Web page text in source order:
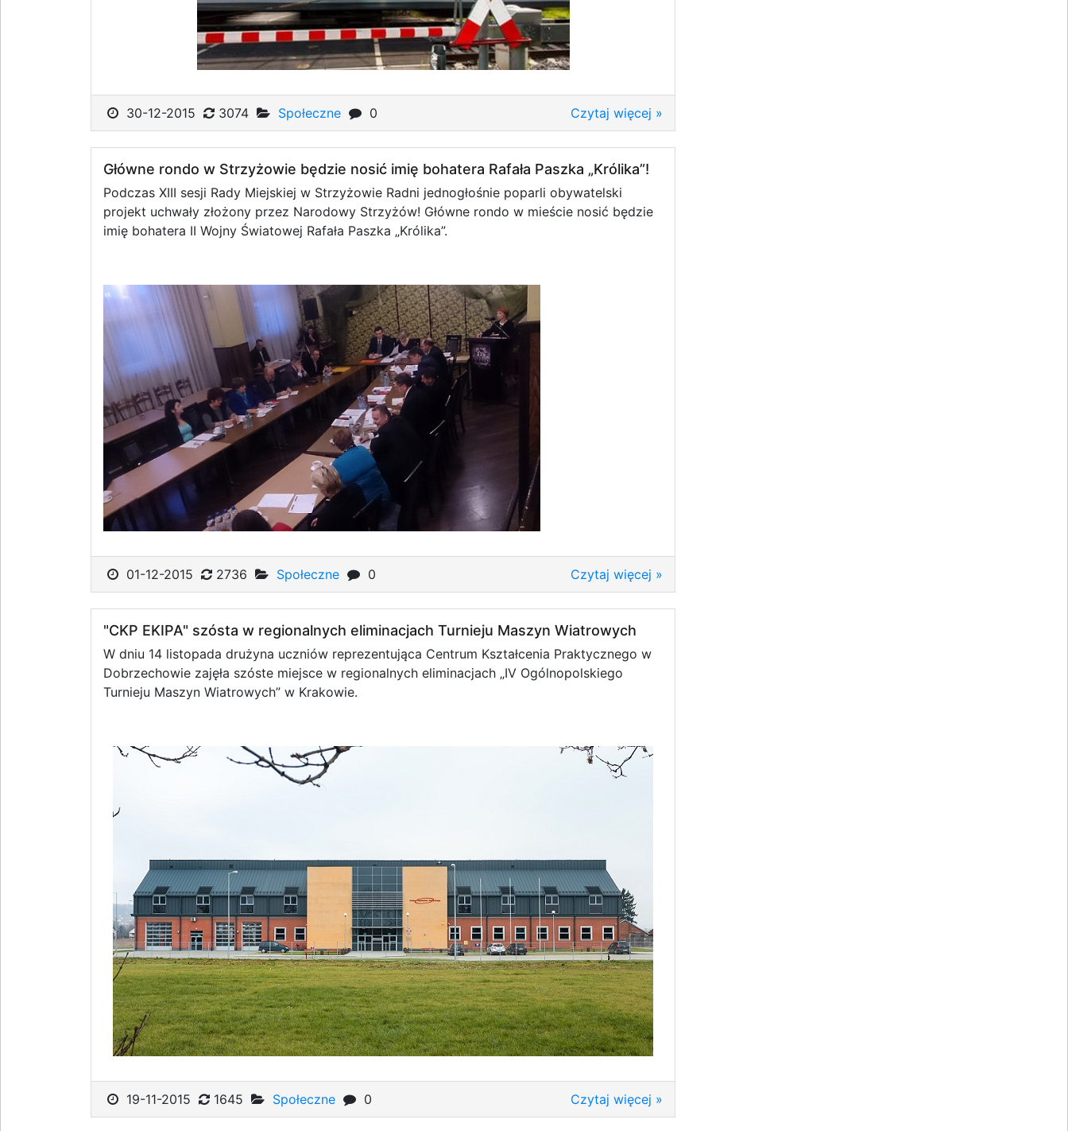
30-12-2015 3074 Społeczne 0 Czytaj więcej »
Główne rondo w Strzyżowie będzie nosić imię bohatera Rafała Paszka „Królika”!
Podczas XIII sesji Rady Miejskiej w Strzyżowie Radni jednogłośnie poparli obywatelski
projekt uchwały złożony przez Narodowy Strzyżów! Główne rondo w mieście nosić będzie
imię bohatera II Wojny Światowej Rafała Paszka „Królika”.
01-12-2015 2736 Społeczne 0 Czytaj więcej »
"CKP EKIPA" szósta w regionalnych eliminacjach Turnieju Maszyn Wiatrowych
W dniu 14 listopada drużyna uczniów reprezentująca Centrum Kształcenia Praktycznego w
Dobrzechowie zajęła szóste miejsce w regionalnych eliminacjach „IV Ogólnopolskiego
Turnieju Maszyn Wiatrowych” w Krakowie.
19-11-2015 1645 Społeczne 0 Czytaj więcej »